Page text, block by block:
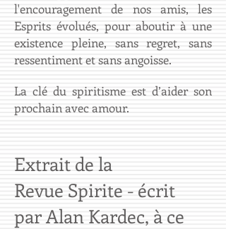
l'encouragement de nos amis, les
Esprits évolués, pour aboutir à une
existence pleine, sans regret, sans
ressentiment et sans angoisse.
​La clé du spiritisme est d’aider son
prochain avec amour.
Extrait de la
Revue Spirite - écrit
par Alan Kardec, à ce